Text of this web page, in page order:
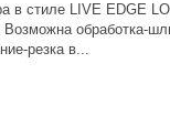
в стиле LIVE EDGE
обработка-
резка в...